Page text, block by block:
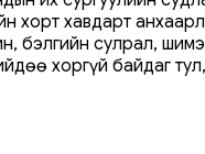
хорт хавдарт
бэлгийн сулрал,
хоргүй байдаг